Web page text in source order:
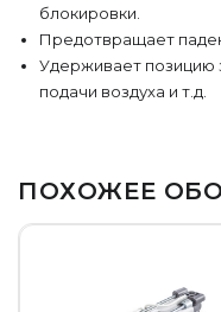
блокировки.
Предотвращает
Удерживает позицию
подачи воздуха и т.д.
ПОХОЖЕЕ